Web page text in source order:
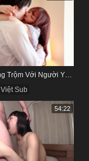
IPX-934 Vụng Trộm Với Người Yêu Cũ Trong Khách Sạn
Việt Sub
54:22